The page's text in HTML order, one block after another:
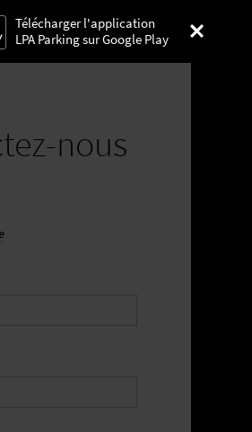
Télécharger l'application
LPA Parking sur Google Play
nous